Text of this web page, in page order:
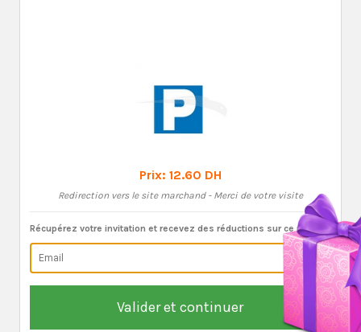
Prix: 12.60 DH
Redirection vers le site marchand - Merci de votre visite
Récupérez votre invitation et recevez des réductions sur ce produit:
Valider et continuer